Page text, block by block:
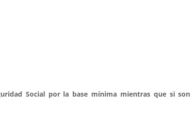
Social por la base mínima mientras que si son